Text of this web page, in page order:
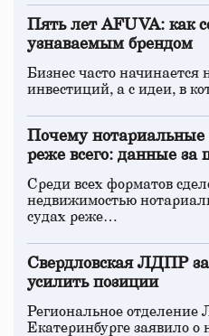
Пять лет AFUVA: как
узнаваемым брендом
Бизнес часто начинается
инвестиций, а с идеи, в
Почему нотариальные
реже всего: данные за
Среди всех форматов
недвижимостью
судах реже…
Свердловская ЛДПР
усилить позиции
Региональное
Екатеринбурге заявило о